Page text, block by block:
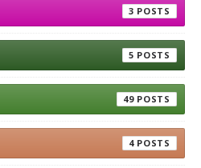
3
5
49
4